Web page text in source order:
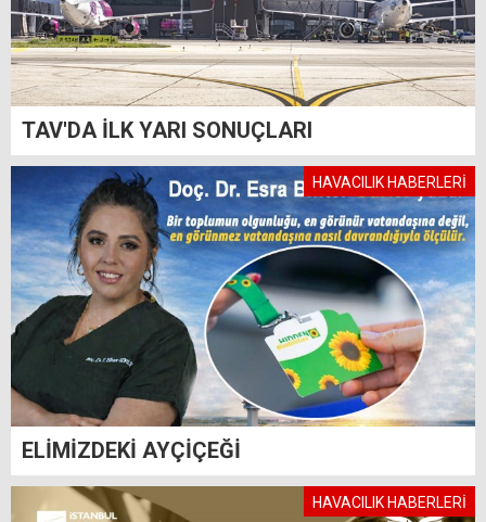
TAV'DA İLK YARI SONUÇLARI
HAVACILIK HABERLERİ
ELİMİZDEKİ AYÇİÇEĞİ
HAVACILIK HABERLERİ